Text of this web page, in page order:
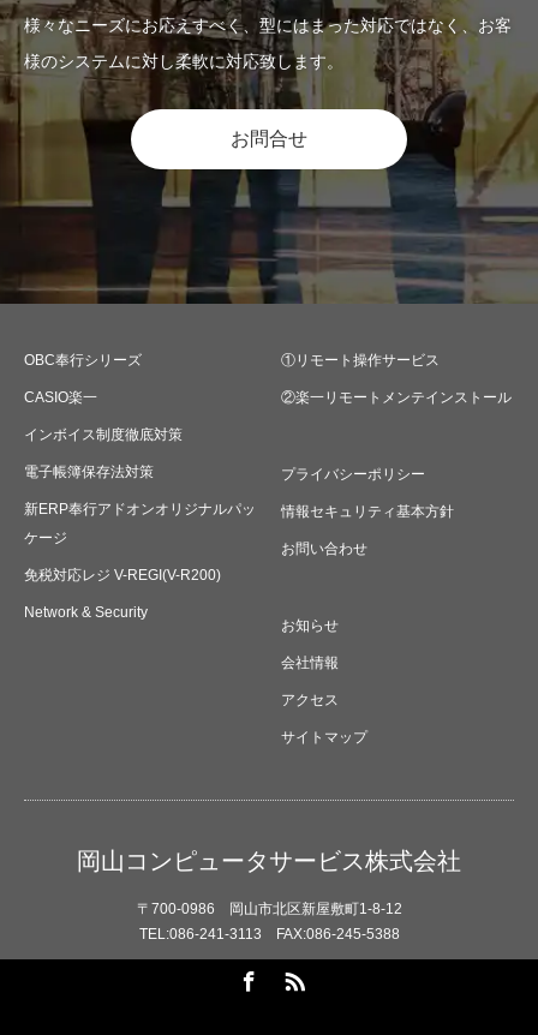
様々なニーズにお応えすべく、型にはまった対応ではなく、お客
様のシステムに対し柔軟に対応致します。
お問合せ
OBC奉行シリーズ
CASIO楽一
インボイス制度徹底対策
電子帳簿保存法対策
新ERP奉行アドオンオリジナルパッ
ケージ
免税対応レジ V-REGI(V-R200)
Network & Security
①リモート操作サービス
②楽一リモートメンテインストール
プライバシーポリシー
情報セキュリティ基本方針
お問い合わせ
お知らせ
会社情報
アクセス
サイトマップ
岡山コンピュータサービス株式会社
〒700-0986 岡山市北区新屋敷町1-8-12
TEL:086-241-3113 FAX:086-245-5388